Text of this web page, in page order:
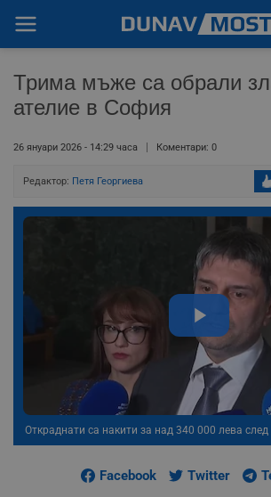
Трима мъже са обрали
ателие в София
26 януари 2026 - 14:29 часа Коментари: 0
Редактор: Петя Георгиева
Откраднати са накити за над 340 000 лева след
Facebook Twitter